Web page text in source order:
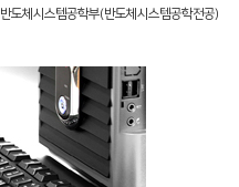
반도체시스템공학부(반도체시스템공학전공)